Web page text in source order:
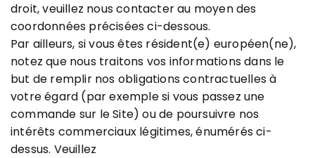
droit, veuillez nous contacter au moyen des
coordonnées précisées ci-dessous.
Par ailleurs, si vous êtes résident(e) européen(ne),
notez que nous traitons vos informations dans le
but de remplir nos obligations contractuelles à
votre égard (par exemple si vous passez une
commande sur le Site) ou de poursuivre nos
intérêts commerciaux légitimes, énumérés ci-
dessus. Veuillez